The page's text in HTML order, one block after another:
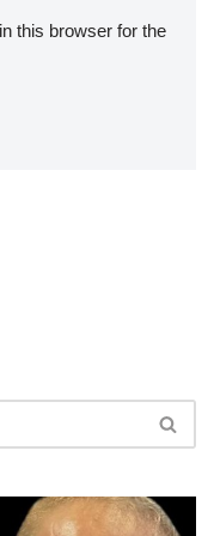
this browser for the